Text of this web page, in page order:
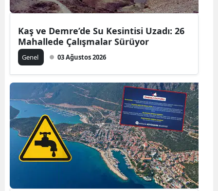
Kaş ve Demre’de Su Kesintisi Uzadı: 26
Mahallede Çalışmalar Sürüyor
Genel 03 Ağustos 2026